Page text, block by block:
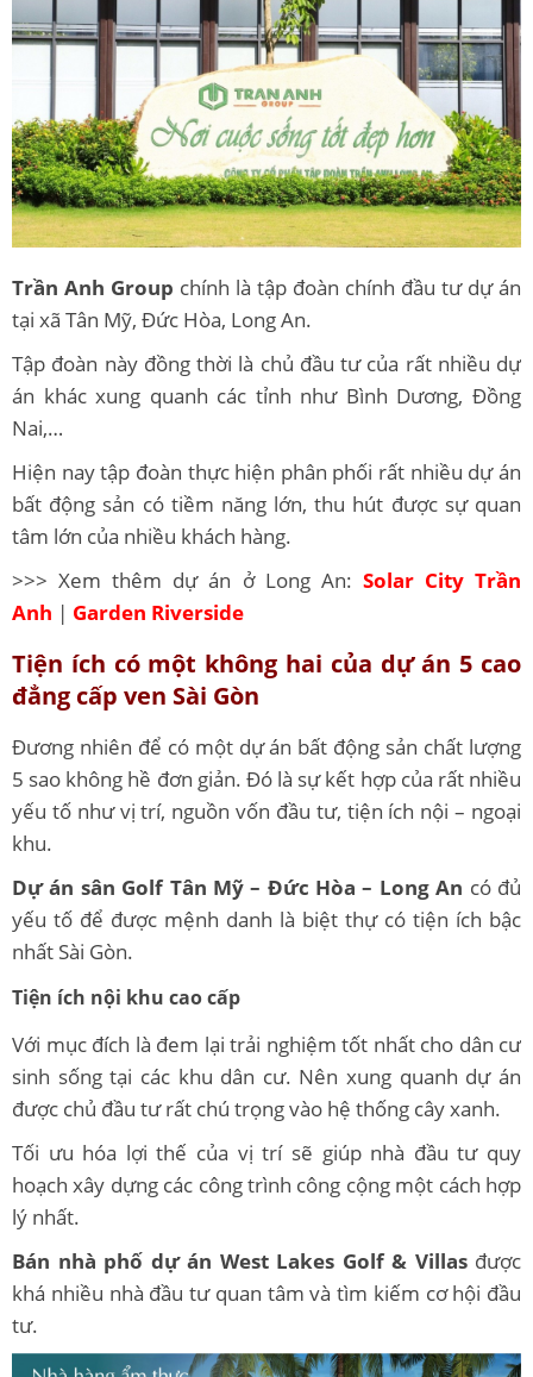
Trần Anh Group chính là tập đoàn chính đầu tư dự án
tại xã Tân Mỹ, Đức Hòa, Long An.
Tập đoàn này đồng thời là chủ đầu tư của rất nhiều dự
án khác xung quanh các tỉnh như Bình Dương, Đồng
Nai,…
Hiện nay tập đoàn thực hiện phân phối rất nhiều dự án
bất động sản có tiềm năng lớn, thu hút được sự quan
tâm lớn của nhiều khách hàng.
>>> Xem thêm dự án ở Long An: Solar City Trần
Anh | Garden Riverside
Tiện ích có một không hai của dự án 5 cao
đẳng cấp ven Sài Gòn
Đương nhiên để có một dự án bất động sản chất lượng
5 sao không hề đơn giản. Đó là sự kết hợp của rất nhiều
yếu tố như vị trí, nguồn vốn đầu tư, tiện ích nội – ngoại
khu.
Dự án sân Golf Tân Mỹ – Đức Hòa – Long An có đủ
yếu tố để được mệnh danh là biệt thự có tiện ích bậc
nhất Sài Gòn.
Tiện ích nội khu cao cấp
Với mục đích là đem lại trải nghiệm tốt nhất cho dân cư
sinh sống tại các khu dân cư. Nên xung quanh dự án
được chủ đầu tư rất chú trọng vào hệ thống cây xanh.
Tối ưu hóa lợi thế của vị trí sẽ giúp nhà đầu tư quy
hoạch xây dựng các công trình công cộng một cách hợp
lý nhất.
Bán nhà phố dự án West Lakes Golf & Villas được
khá nhiều nhà đầu tư quan tâm và tìm kiếm cơ hội đầu
tư.